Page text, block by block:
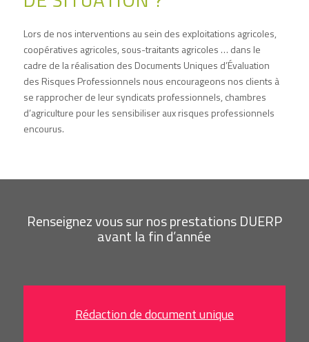
Lors de nos interventions au sein des exploitations agricoles,
coopératives agricoles, sous-traitants agricoles … dans le
cadre de la réalisation des Documents Uniques d’Évaluation
des Risques Professionnels nous encourageons nos clients à
se rapprocher de leur syndicats professionnels, chambres
d’agriculture pour les sensibiliser aux risques professionnels
encourus.
Renseignez vous sur nos prestations DUERP
avant la fin d’année
Rédaction de document unique